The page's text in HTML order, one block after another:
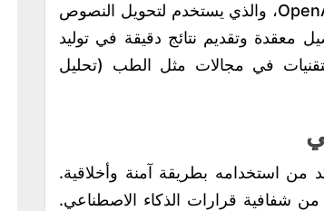
من OpenAI، والذي يستخدم لتحويل النصوص
معقدة وتقديم نتائج دقيقة في توليد
في مجالات مثل الطب (تحليل
من استخدامه بطريقة آمنة وأخلاقية.
شفافية قرارات الذكاء الاصطناعي.